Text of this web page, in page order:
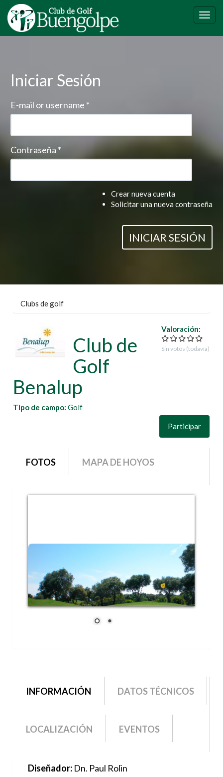
Pasar
contenido
principal
Iniciar Sesión
E-mail or username *
Contraseña *
Crear nueva cuenta
Solicitar una nueva contraseña
INICIAR SESIÓN
Clubs de golf
Valoración:
Sin votos (todavía)
Club de
Golf
Benalup
Tipo de campo:Golf
Participar
grupo1
FOTOS MAPA DE HOYOS
grupo2
INFORMACIÓN (SOLAPA
ACTIVA)
DATOS TÉCNICOS
LOCALIZACIÓN EVENTOS
Diseñador: Dn. Paul Rolin